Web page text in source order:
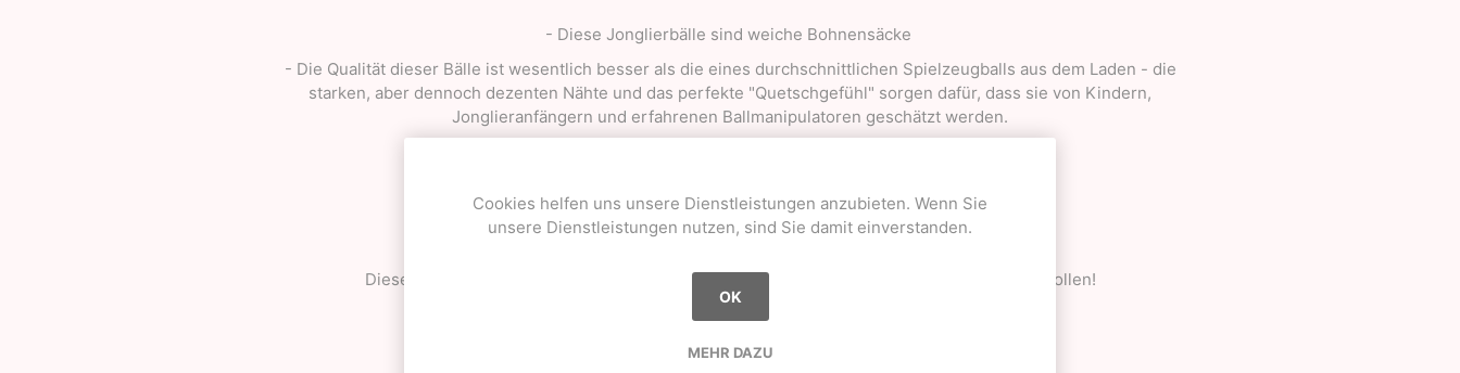
- Diese Jonglierbälle sind weiche Bohnensäcke
- Die Qualität dieser Bälle ist wesentlich besser als die eines durchschnittlichen Spielzeugballs aus dem Laden - die
starken, aber dennoch dezenten Nähte und das perfekte "Quetschgefühl" sorgen dafür, dass sie von Kindern,
Jonglieranfängern und erfahrenen Ballmanipulatoren geschätzt werden.
Diese Bälle werden "Thuds" genannt, weil sie auf dem Boden aufschlagen und nicht wegrollen!
Cookies helfen uns unsere Dienstleistungen anzubieten. Wenn Sie
unsere Dienstleistungen nutzen, sind Sie damit einverstanden.
OK
MEHR DAZU